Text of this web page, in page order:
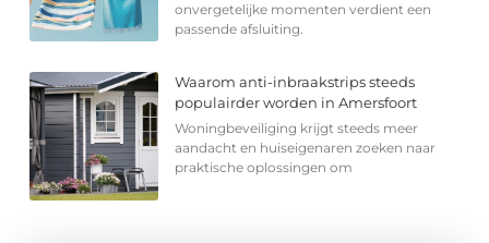
onvergetelijke momenten verdient een
passende afsluiting.
Waarom anti-inbraakstrips steeds
populairder worden in Amersfoort
Woningbeveiliging krijgt steeds meer
aandacht en huiseigenaren zoeken naar
praktische oplossingen om